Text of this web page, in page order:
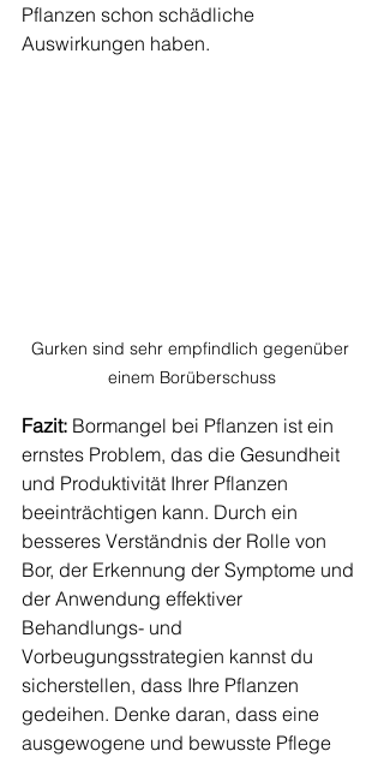
Pflanzen schon schädliche
Auswirkungen haben.
Gurken sind sehr empfindlich gegenüber
einem Borüberschuss
Fazit: Bormangel bei Pflanzen ist ein
ernstes Problem, das die Gesundheit
und Produktivität Ihrer Pflanzen
beeinträchtigen kann. Durch ein
besseres Verständnis der Rolle von
Bor, der Erkennung der Symptome und
der Anwendung effektiver
Behandlungs- und
Vorbeugungsstrategien kannst du
sicherstellen, dass Ihre Pflanzen
gedeihen. Denke daran, dass eine
ausgewogene und bewusste Pflege